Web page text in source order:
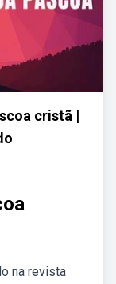
cristã |
na revista